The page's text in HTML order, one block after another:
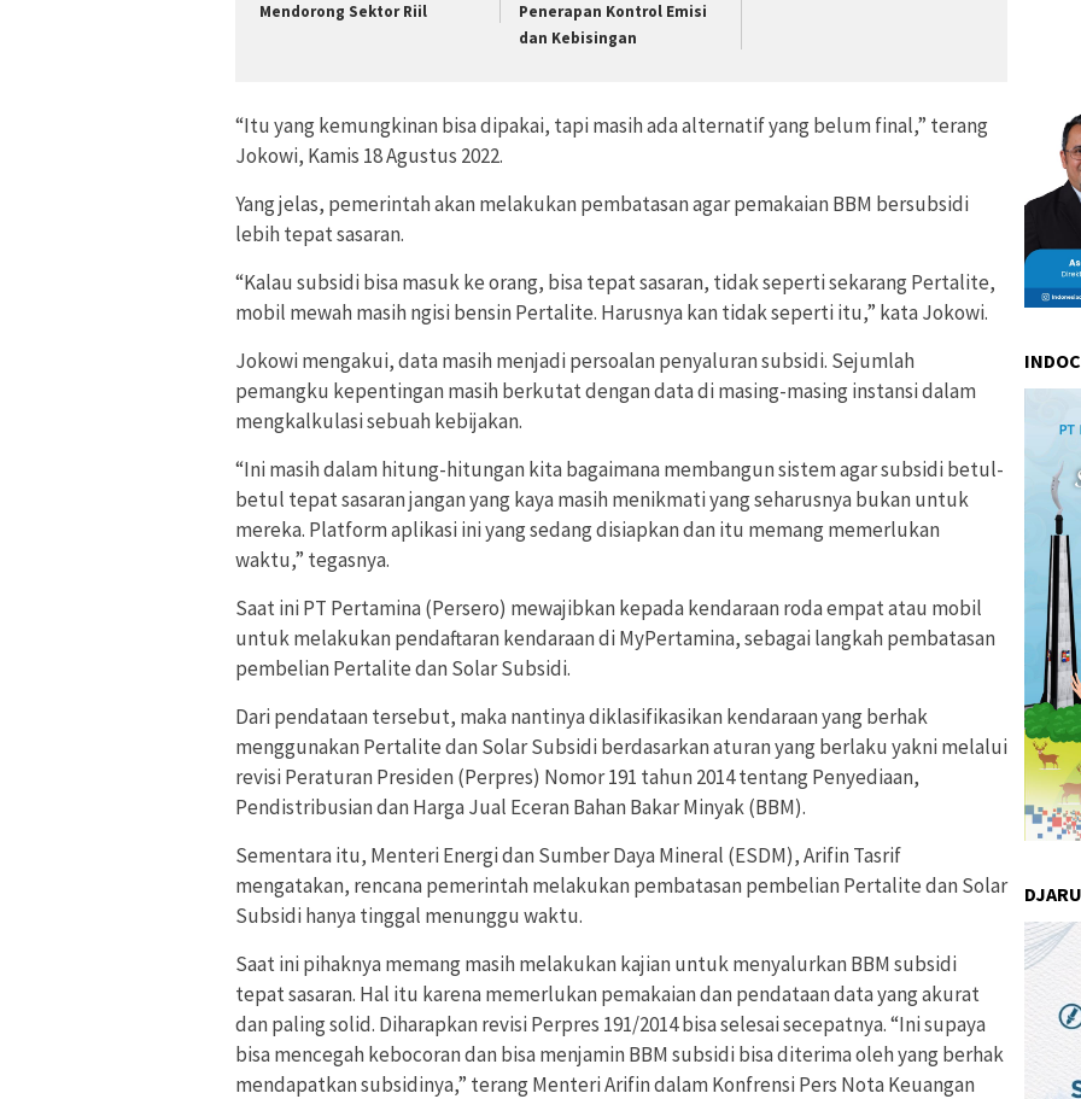
Mendorong Sektor Riil
Penerapan Kontrol Emisi
dan Kebisingan
“Itu yang kemungkinan bisa dipakai, tapi masih ada alternatif yang belum final,” terang
Jokowi, Kamis 18 Agustus 2022.
Yang jelas, pemerintah akan melakukan pembatasan agar pemakaian BBM bersubsidi
lebih tepat sasaran.
“Kalau subsidi bisa masuk ke orang, bisa tepat sasaran, tidak seperti sekarang Pertalite,
mobil mewah masih ngisi bensin Pertalite. Harusnya kan tidak seperti itu,” kata Jokowi.
Jokowi mengakui, data masih menjadi persoalan penyaluran subsidi. Sejumlah
pemangku kepentingan masih berkutat dengan data di masing-masing instansi dalam
mengkalkulasi sebuah kebijakan.
“Ini masih dalam hitung-hitungan kita bagaimana membangun sistem agar subsidi betul-
betul tepat sasaran jangan yang kaya masih menikmati yang seharusnya bukan untuk
mereka. Platform aplikasi ini yang sedang disiapkan dan itu memang memerlukan
waktu,” tegasnya.
Saat ini PT Pertamina (Persero) mewajibkan kepada kendaraan roda empat atau mobil
untuk melakukan pendaftaran kendaraan di MyPertamina, sebagai langkah pembatasan
pembelian Pertalite dan Solar Subsidi.
Dari pendataan tersebut, maka nantinya diklasifikasikan kendaraan yang berhak
menggunakan Pertalite dan Solar Subsidi berdasarkan aturan yang berlaku yakni melalui
revisi Peraturan Presiden (Perpres) Nomor 191 tahun 2014 tentang Penyediaan,
Pendistribusian dan Harga Jual Eceran Bahan Bakar Minyak (BBM).
Sementara itu, Menteri Energi dan Sumber Daya Mineral (ESDM), Arifin Tasrif
mengatakan, rencana pemerintah melakukan pembatasan pembelian Pertalite dan Solar
Subsidi hanya tinggal menunggu waktu.
Saat ini pihaknya memang masih melakukan kajian untuk menyalurkan BBM subsidi
tepat sasaran. Hal itu karena memerlukan pemakaian dan pendataan data yang akurat
dan paling solid. Diharapkan revisi Perpres 191/2014 bisa selesai secepatnya. “Ini supaya
bisa mencegah kebocoran dan bisa menjamin BBM subsidi bisa diterima oleh yang berhak
mendapatkan subsidinya,” terang Menteri Arifin dalam Konfrensi Pers Nota Keuangan